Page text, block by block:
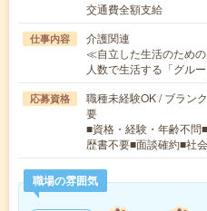
交通費全額支給
仕事内容
介護関連
≪自立した生活のため
人数で生活する「グル
応募資格
職種未経験OK / ブラン
要
■資格・経験・年齢不問
歴書不要■面談確約■社
職場の雰囲気